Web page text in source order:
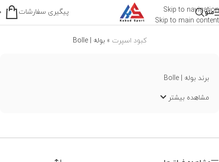
Skip to navigation
Skip to main content
منو پیگیری سفارشات بوله | Bolle
کبود اسپرت » بوله | Bolle
برند بوله | Bolle
مشاهده بیشتر